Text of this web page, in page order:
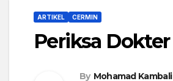
ARTIKEL CERMIN
Periksa Dokter
By Mohamad Kambali